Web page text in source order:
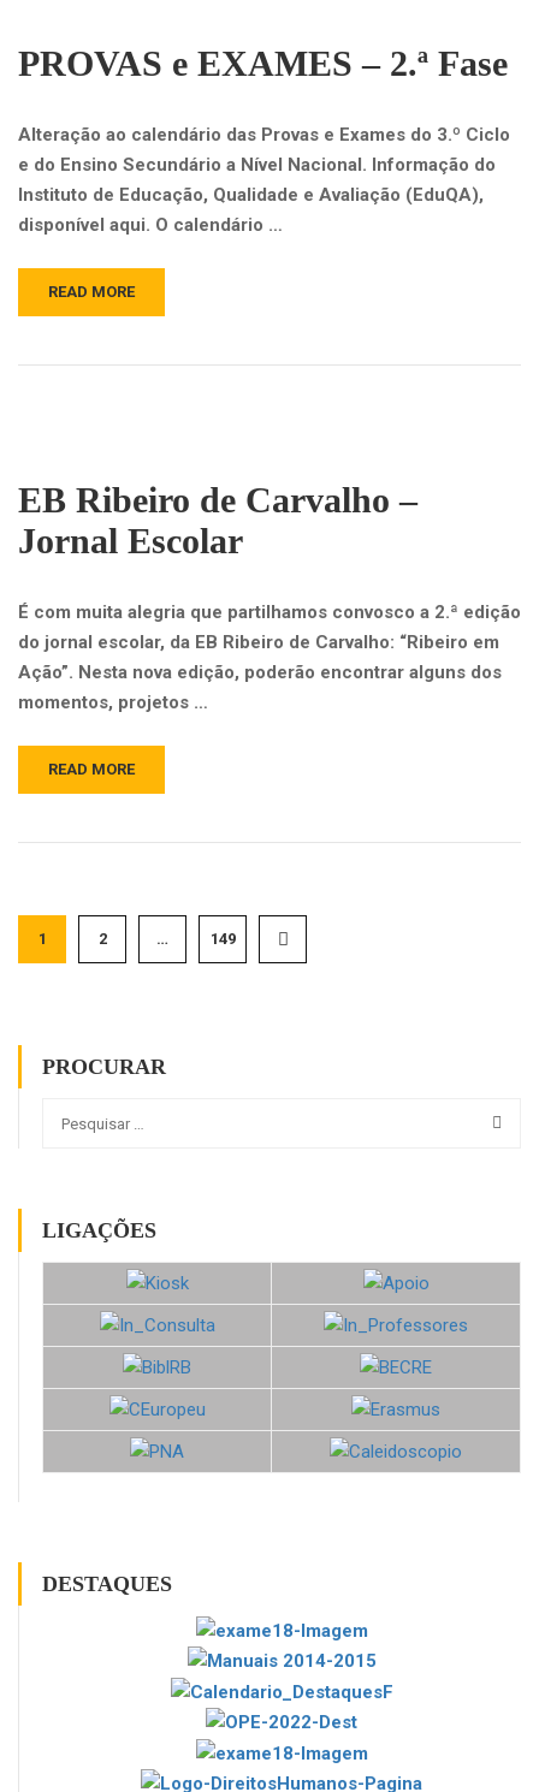
PROVAS e EXAMES – 2.ª Fase
Alteração ao calendário das Provas e Exames do 3.º Ciclo
e do Ensino Secundário a Nível Nacional. Informação do
Instituto de Educação, Qualidade e Avaliação (EduQA),
disponível aqui. O calendário …
READ MORE
EB Ribeiro de Carvalho –
Jornal Escolar
É com muita alegria que partilhamos convosco a 2.ª edição
do jornal escolar, da EB Ribeiro de Carvalho: “Ribeiro em
Ação”. Nesta nova edição, poderão encontrar alguns dos
momentos, projetos …
READ MORE
1 2 … 149
PROCURAR
LIGAÇÕES
DESTAQUES